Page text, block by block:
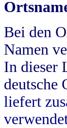
Bei den
Namen
In dieser
deutsche
liefert